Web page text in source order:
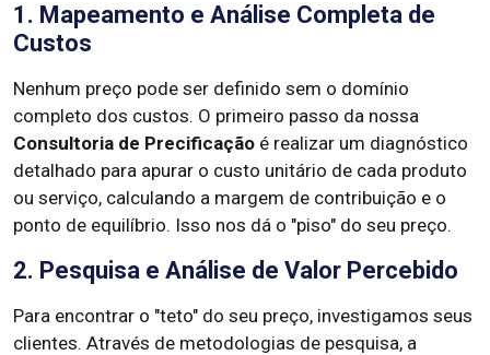
1. Mapeamento e Análise Completa de
Custos
Nenhum preço pode ser definido sem o domínio
completo dos custos. O primeiro passo da nossa
Consultoria de Precificação é realizar um diagnóstico
detalhado para apurar o custo unitário de cada produto
ou serviço, calculando a margem de contribuição e o
ponto de equilíbrio. Isso nos dá o "piso" do seu preço.
2. Pesquisa e Análise de Valor Percebido
Para encontrar o "teto" do seu preço, investigamos seus
clientes. Através de metodologias de pesquisa, a